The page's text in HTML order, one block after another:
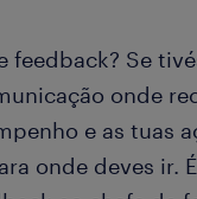
feedback? Se
onde
e as tuas
onde deves ir.